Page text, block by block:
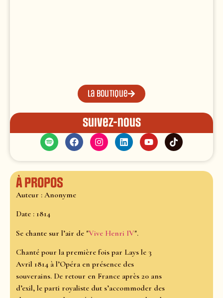
La boutique
Suivez-nous
À propos
Auteur : Anonyme
Date : 1814
Se chante sur l’air de "Vive Henri IV".
Chanté pour la première fois par Lays le 3
Avril 1814 à l’Opéra en présence des
souverains. De retour en France après 20 ans
d’exil, le parti royaliste dut s’accommoder des